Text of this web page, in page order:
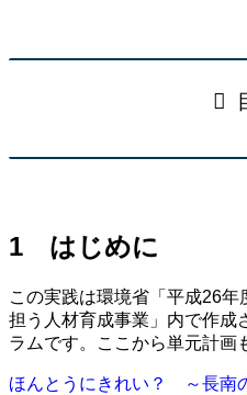
1 はじめに
この実践は環境省「平成26
担う人材育成事業」内で作成
ラムです。ここから単元計画
ほんとうにきれい？ ～長南